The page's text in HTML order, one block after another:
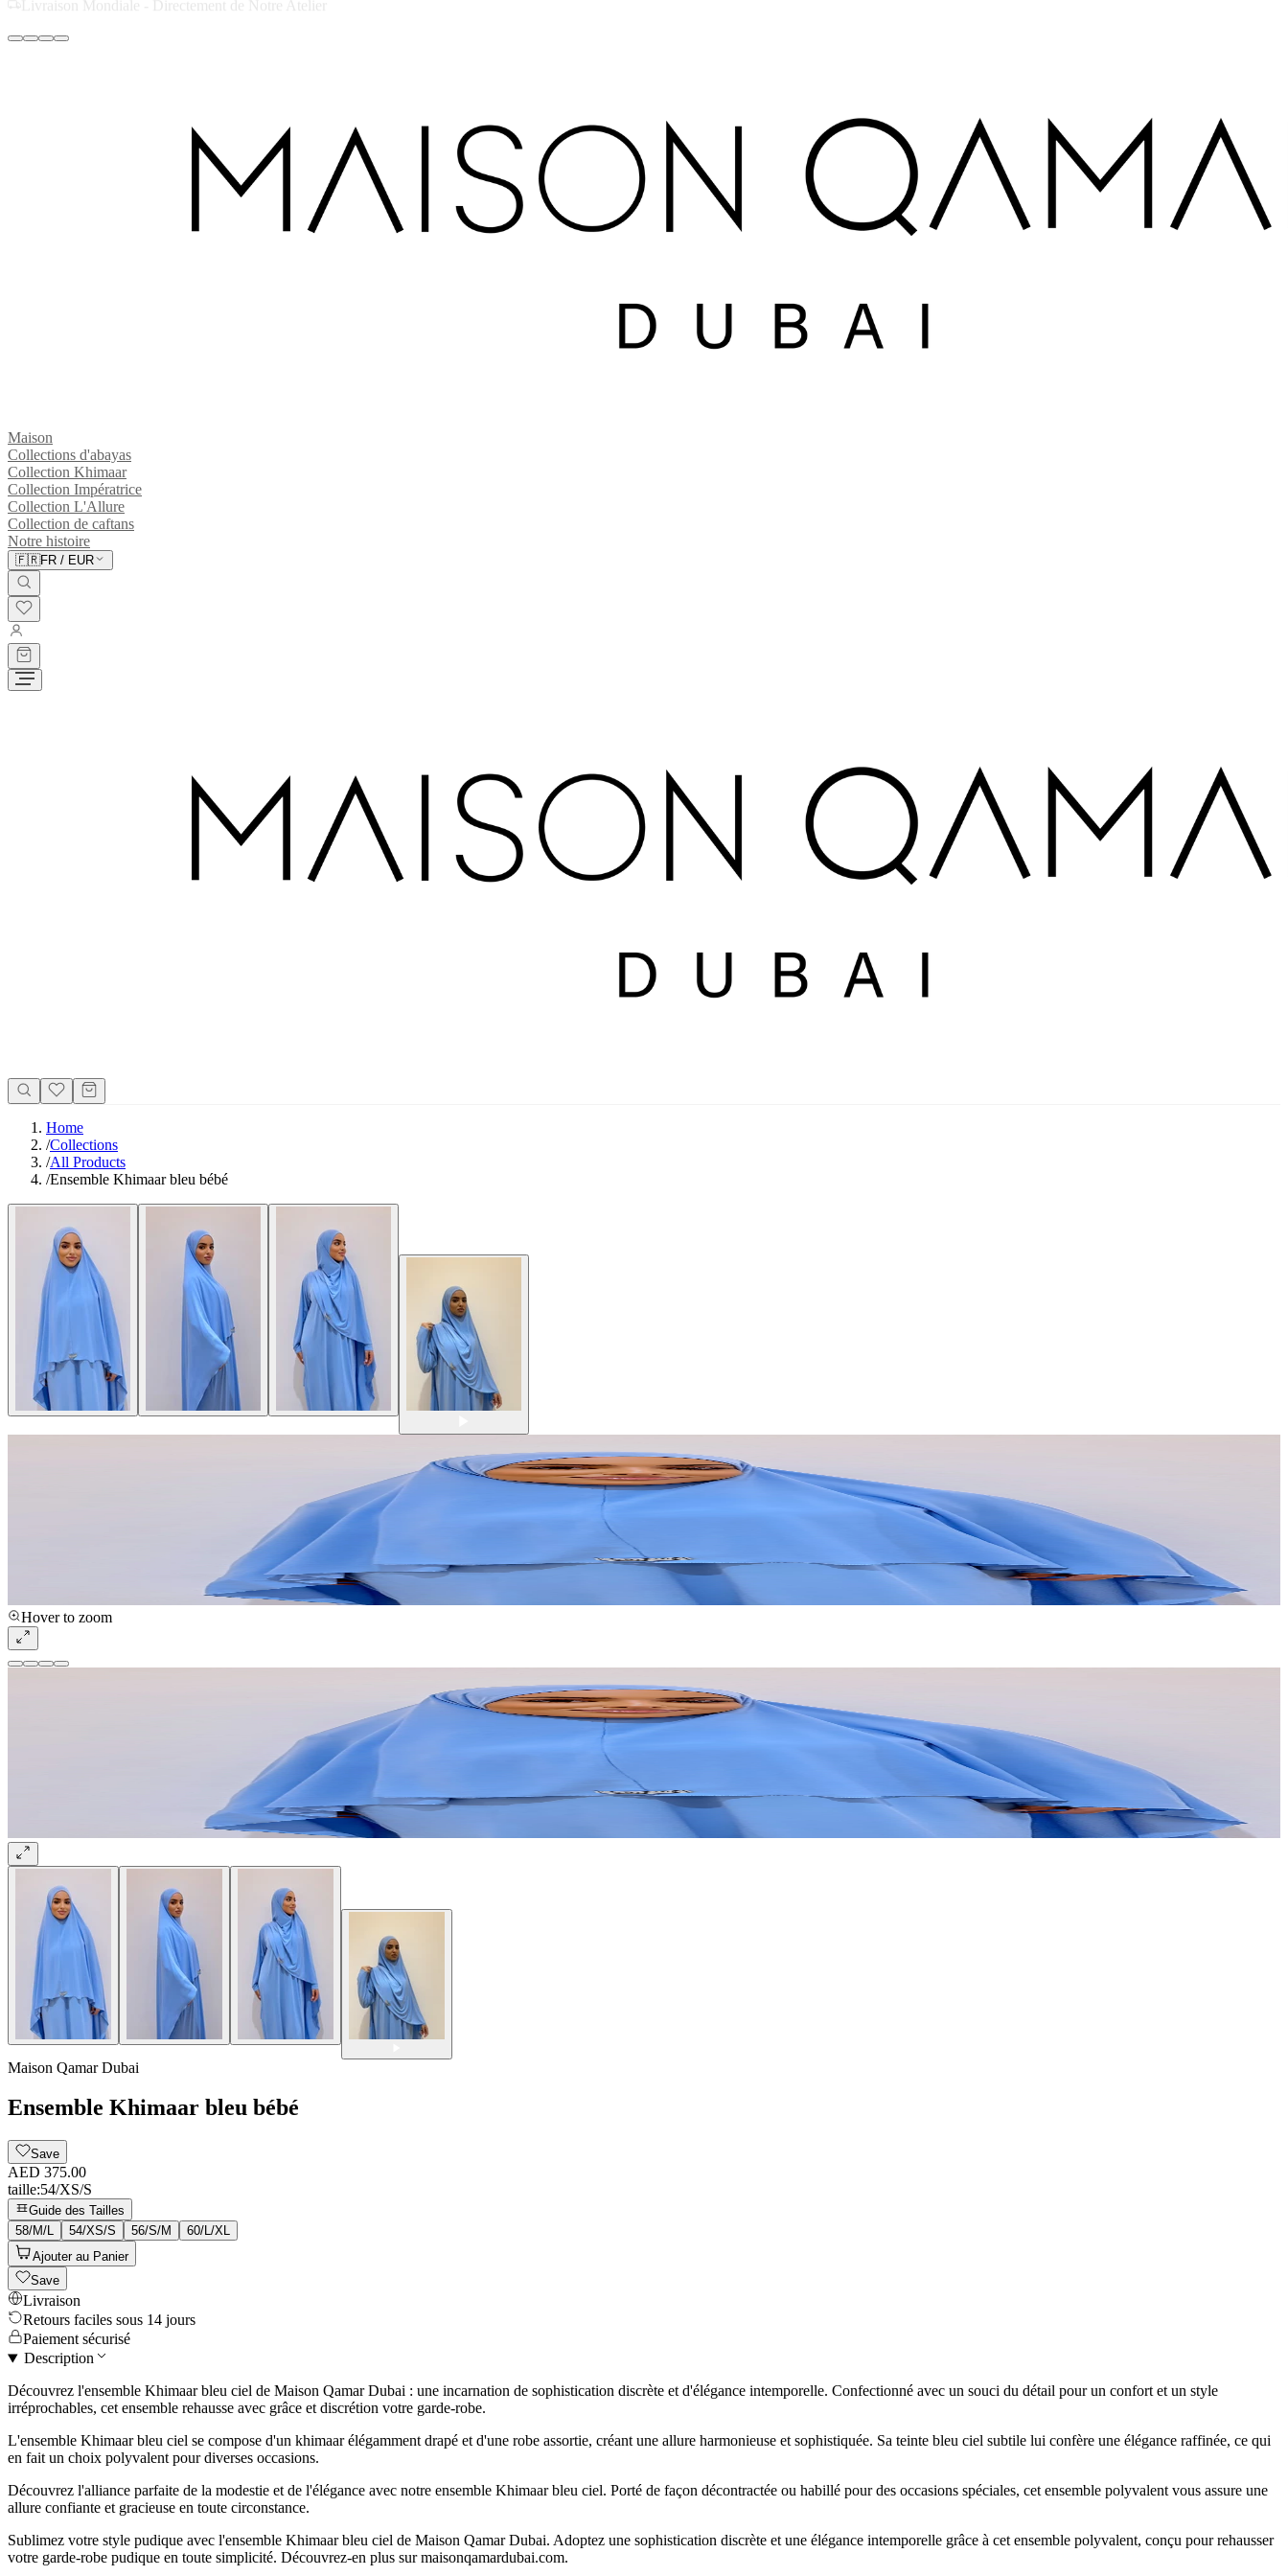
Fabriqué à la Main avec Amour à Dubaï
Maison
Collections d'abayas
Collection Khimaar
Collection Impératrice
Collection L'Allure
Collection de caftans
Notre histoire
🇫🇷FR / EUR
Home
/Collections
/All Products
/Ensemble Khimaar bleu bébé
Hover to zoom
Maison Qamar Dubai
Ensemble Khimaar bleu bébé
Save
AED 375.00
taille:54/XS/S
Guide des Tailles
58/M/L
54/XS/S 56/S/M
60/L/XL
Ajouter au Panier
Save
Livraison
Retours faciles sous 14 jours
Paiement sécurisé
Description
Découvrez l'ensemble Khimaar bleu ciel de Maison Qamar Dubai : une incarnation de sophistication discrète et d'élégance intemporelle. Confectionné avec un souci du détail pour un confort et un style
irréprochables, cet ensemble rehausse avec grâce et discrétion votre garde-robe.
L'ensemble Khimaar bleu ciel se compose d'un khimaar élégamment drapé et d'une robe assortie, créant une allure harmonieuse et sophistiquée. Sa teinte bleu ciel subtile lui confère une élégance raffinée, ce qui
en fait un choix polyvalent pour diverses occasions.
Découvrez l'alliance parfaite de la modestie et de l'élégance avec notre ensemble Khimaar bleu ciel. Porté de façon décontractée ou habillé pour des occasions spéciales, cet ensemble polyvalent vous assure une
allure confiante et gracieuse en toute circonstance.
Sublimez votre style pudique avec l'ensemble Khimaar bleu ciel de Maison Qamar Dubai. Adoptez une sophistication discrète et une élégance intemporelle grâce à cet ensemble polyvalent, conçu pour rehausser
votre garde-robe pudique en toute simplicité. Découvrez-en plus sur maisonqamardubai.com.